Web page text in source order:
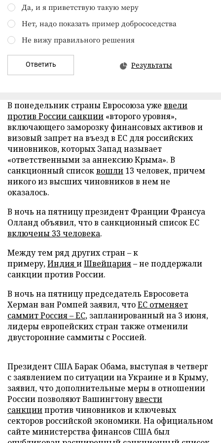
Да, и я приветствую такую меру
Нет, надо показать пример добрососедства
Не вижу правильного решения
Ответить Результаты
В понедельник страны Евросоюза уже ввели
против России санкции «второго уровня»,
включающего заморозку финансовых активов и
визовый запрет на въезд в ЕС для российских
чиновников, которых Запад называет
«ответственными за аннексию Крыма». В
санкционный списоквошли 13 человек, причем
никого из высших чиновников в нем не
оказалось.
В ночь на пятницу президент Франции Франсуа
Олланд объявил, что в санкционный список ЕС
включены 33 человека.
Между тем ряд других стран – к
примеру,ИндияиШвейцария– не поддержали
санкции против России.
В ночь на пятницу председатель Евросовета
Херман ван Ромпей заявил, чтоЕС отменяет
саммит Россия – ЕС, запланированный на 3 июня,
лидеры европейских стран также отменили
двусторонние саммиты с Россией.
Президент США Барак Обама, выступая в четверг
с заявлением по ситуации на Украине и в Крыму,
заявил, что дополнительные меры в отношении
России позволяют Вашингтонуввести
санкциипротив чиновников и ключевых
секторов российской экономики. На официальном
сайте министерства финансов США был